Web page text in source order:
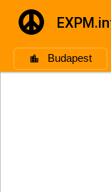
Budapest